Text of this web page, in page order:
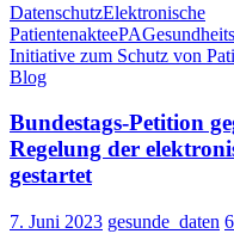
DatenschutzElektronische
PatientenakteePA
Initiative zum Schutz von
Blog
Bundestags-Petition
Regelung der
gestartet
7. Juni 2023 gesunde_daten